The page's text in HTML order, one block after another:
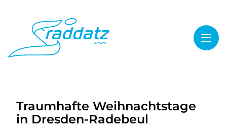
Highlights
Service
Traumhafte Weihnachtstage
in Dresden-Radebeul